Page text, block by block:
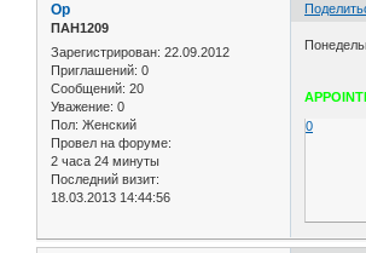
Op
ПАН1209
Зарегистрирован: 22.09.2012
Приглашений: 0
Сообщений: 20
Уважение: 0
Пол: Женский
Провел на форуме:
2 часа 24 минуты
Последний визит:
18.03.2013 14:44:56
0